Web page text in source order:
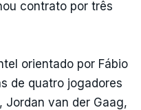
contrato por três
orientado por Fábio
de quatro jogadores
Jordan van der Gaag,